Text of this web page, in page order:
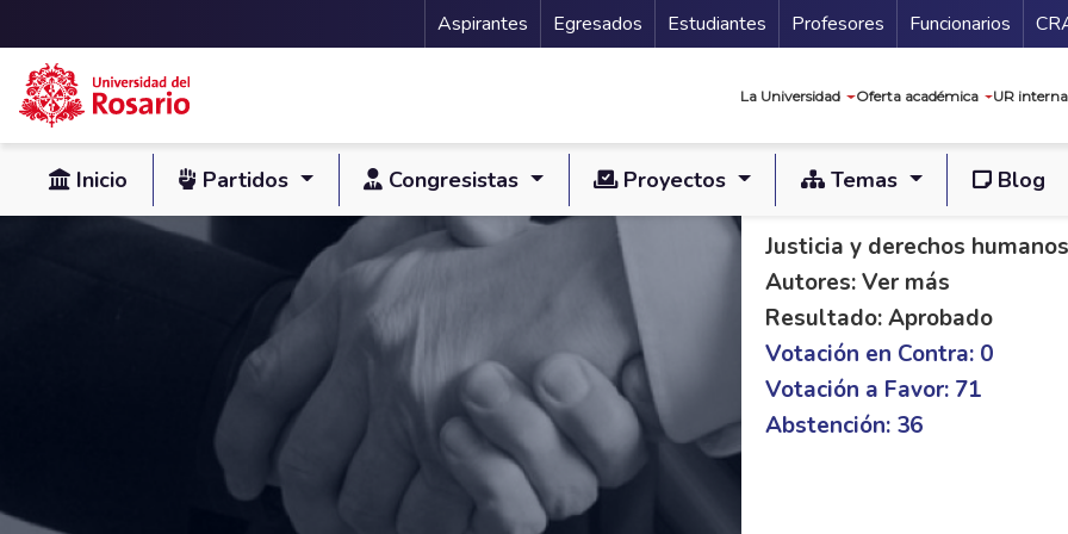
Pasar al contenido principal
Menu Secundario
Aspirantes Egresados Estudiantes Profesores Funcionarios
La Universidad Oferta académica UR
Inicio Partidos Congresistas Proyectos Temas Blog
PL S 324/20 C 141/
Justicia y derechos humanos
Autores: Ver más
Resultado: Aprobado
Votación en Contra: 0
Votación a Favor: 71
Abstención: 36